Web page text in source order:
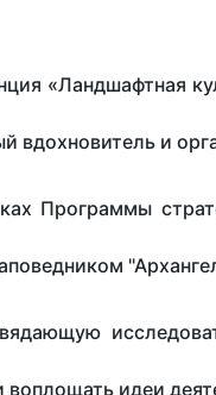
«Ландшафтная
вдохновитель и
Программы
воплощать идеи